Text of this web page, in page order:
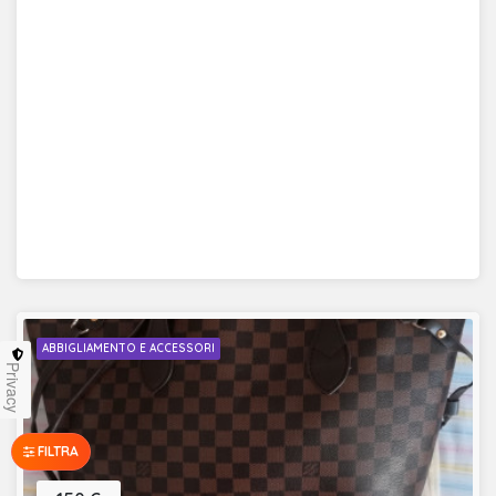
ABBIGLIAMENTO E ACCESSORI
FILTRA
Privacy